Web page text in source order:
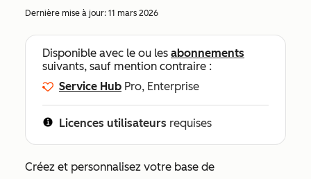
Dernière mise à jour: 11 mars 2026
Disponible avec le ou les abonnements
suivants, sauf mention contraire :
Service Hub Pro, Enterprise
Licences utilisateurs requises
Créez et personnalisez votre base de